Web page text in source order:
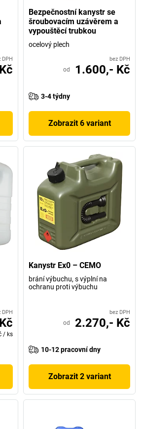
DPH
Bezpečnostní kanystr se
šroubovacím uzávěrem a
vypouštěcí trubkou
ocelový plech
bez DPH
od 1.600,- Kč
3-4 týdny
Zobrazit 6 variant
DPH
/ ks
Kanystr Ex0 – CEMO
brání výbuchu, s výplní na
ochranu proti výbuchu
bez DPH
od 2.270,- Kč
10-12 pracovní dny
Zobrazit 2 variant